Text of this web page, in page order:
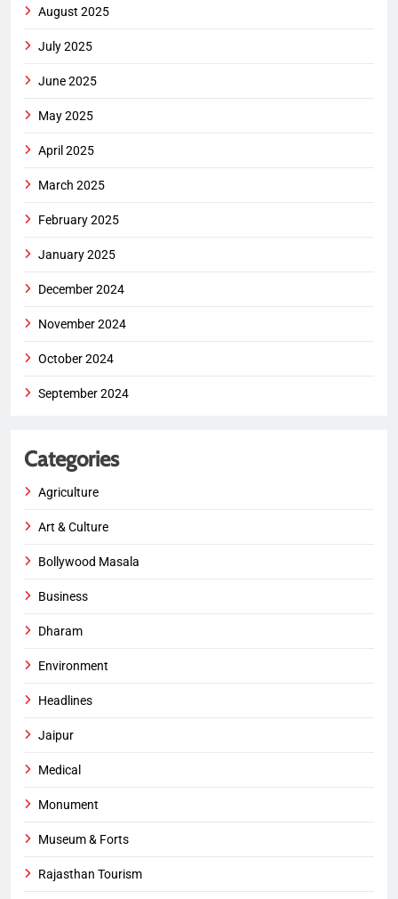
August 2025
July 2025
June 2025
May 2025
April 2025
March 2025
February 2025
January 2025
December 2024
November 2024
October 2024
September 2024
Categories
Agriculture
Art & Culture
Bollywood Masala
Business
Dharam
Environment
Headlines
Jaipur
Medical
Monument
Museum & Forts
Rajasthan Tourism